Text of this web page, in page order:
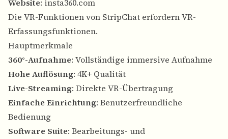
Website: insta360.com
Die VR-Funktionen von StripChat erfordern VR-
Erfassungsfunktionen.
Hauptmerkmale
360°-Aufnahme: Vollständige immersive Aufnahme
Hohe Auflösung: 4K+ Qualität
Live-Streaming: Direkte VR-Übertragung
Einfache Einrichtung: Benutzerfreundliche
Bedienung
Software Suite: Bearbeitungs- und